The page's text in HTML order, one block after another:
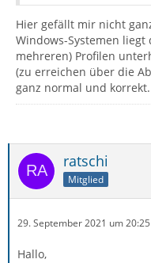
Hier gefällt mir nicht
Windows-Systemen
mehreren) Profilen
(zu erreichen über die
ganz normal und korrekt.
ratschi
Mitglied
29. September 2021 um 20:25
Hallo,